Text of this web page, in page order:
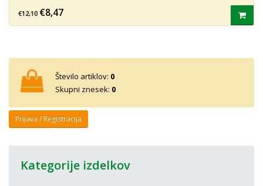
€12,10 €8,47
Število artiklov: 0
Skupni znesek: 0
Prijava / Registracija
Kategorije izdelkov